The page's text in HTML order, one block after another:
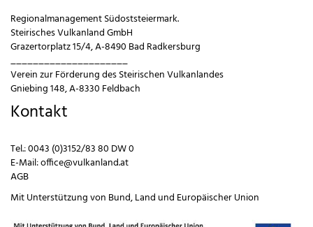
Regionalmanagement Südoststeiermark.
Steirisches Vulkanland GmbH
Grazertorplatz 15/4, A-8490 Bad Radkersburg
_____________________
Verein zur Förderung des Steirischen Vulkanlandes
Gniebing 148, A-8330 Feldbach
Kontakt
Tel.:0043 (0)3152/83 80 DW 0
E-Mail:office@vulkanland.at
AGB
Mit Unterstützung von Bund,Land und Europäischer Union